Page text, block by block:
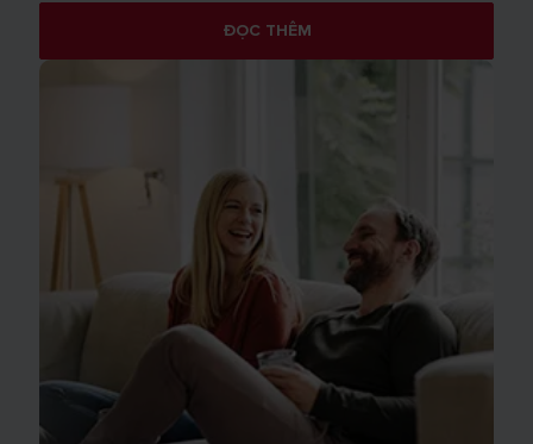
ĐỌC THÊM